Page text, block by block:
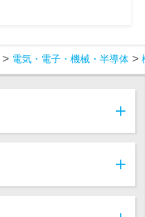
電気・電子・機械・半導体